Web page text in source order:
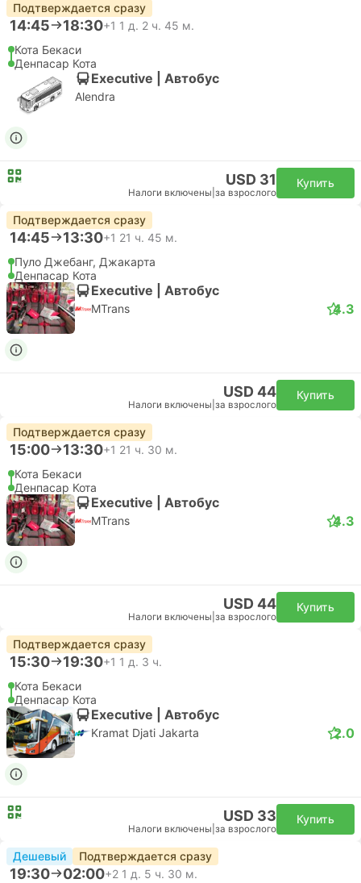
Подтверждается сразу
14:45 18:30+1 1 д. 2 ч. 45 м.
Кота Бекаси
Денпасар Кота
Executive | Автобус
Alendra
USD 31
Налоги включены за взрослого
Купить
Подтверждается сразу
14:45 13:30+1 21 ч. 45 м.
Пуло Джебанг, Джакарта
Денпасар Кота
Executive | Автобус
MTrans 4.3
USD 44
Налоги включены за взрослого
Купить
Подтверждается сразу
15:00 13:30+1 21 ч. 30 м.
Кота Бекаси
Денпасар Кота
Executive | Автобус
MTrans 4.3
USD 44
Налоги включены за взрослого
Купить
Подтверждается сразу
15:30 19:30+1 1 д. 3 ч.
Кота Бекаси
Денпасар Кота
Executive | Автобус
Kramat Djati Jakarta 2.0
USD 33
Налоги включены за взрослого
Купить
Дешевый Подтверждается сразу
19:30 02:00+2 1 д. 5 ч. 30 м.